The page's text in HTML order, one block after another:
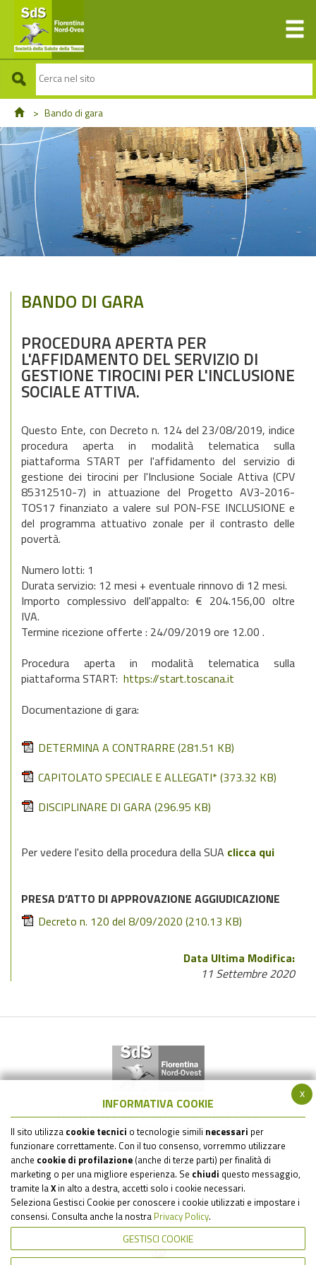
> Bando di gara
BANDO DI GARA
PROCEDURA APERTA PER
L'AFFIDAMENTO DEL SERVIZIO DI
GESTIONE TIROCINI PER L'INCLUSIONE
SOCIALE ATTIVA.
Questo Ente, con Decreto n. 124 del 23/08/2019, indice
procedura aperta in modalità telematica sulla
piattaforma START per l'affidamento del servizio di
gestione dei tirocini per l'Inclusione Sociale Attiva (CPV
85312510-7) in attuazione del Progetto AV3-2016-
TOS17 finanziato a valere sul PON-FSE INCLUSIONE e
del programma attuativo zonale per il contrasto delle
povertà.
Numero lotti: 1
Durata servizio: 12 mesi + eventuale rinnovo di 12 mesi.
Importo complessivo dell'appalto: € 204.156,00 oltre
IVA.
Termine ricezione offerte : 24/09/2019 ore 12.00 .
Procedura aperta in modalità telematica sulla
piattaforma START: https://start.toscana.it
Documentazione di gara:
DETERMINA A CONTRARRE(281.51 KB)
CAPITOLATO SPECIALE E ALLEGATI* (373.32 KB)
DISCIPLINARE DI GARA (296.95 KB)
Per vedere l'esito della procedura della SUA clicca qui
PRESA D’ATTO DI APPROVAZIONE AGGIUDICAZIONE
Decreto n. 120 del 8/09/2020 (210.13 KB)
Data Ultima Modifica:
11 Settembre 2020
Società della Salute Zona Fiorentina Nord-Ovest
via Gramsci 561 - 50019 Sesto Fiorentino (FI)
C.F. - P.IVA : 05517820485
tel: 055 6930242 / 055 6930484 / 055 6930205 / e-mail:
sds.firenzenordovest@uslcentro.toscana.it
Seguici su:
x
INFORMATIVA COOKIE
Il sito utilizza cookie tecnici o tecnologie simili necessari per
funzionare correttamente. Con il tuo consenso, vorremmo utilizzare
anche cookie di profilazione (anche di terze parti) per finalità di
marketing o per una migliore esperienza. Se chiudi questo messaggio,
tramite laX in alto a destra, accetti solo i cookie necessari.
Seleziona Gestisci Cookie per conoscere i cookie utilizzati e impostare i
consensi. Consulta anche la nostra Privacy Policy.
GESTISCI COOKIE